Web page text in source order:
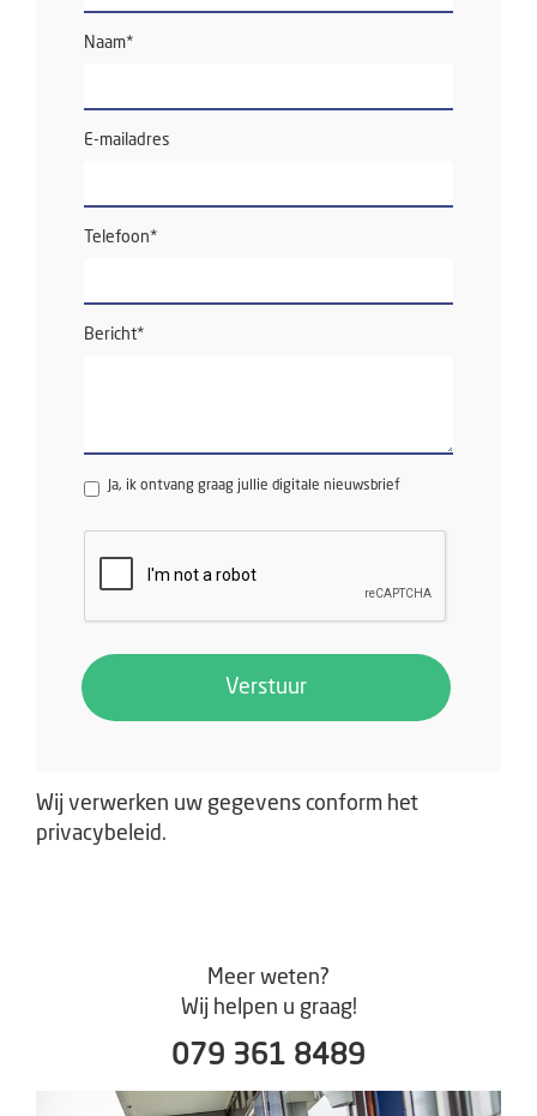
Naam*
E-mailadres
Telefoon*
Bericht*
Ja, ik ontvang graag jullie digitale nieuwsbrief
Verstuur
Wij verwerken uw gegevens conform het
privacybeleid .
Meer weten?
Wij helpen u graag!
079 361 8489